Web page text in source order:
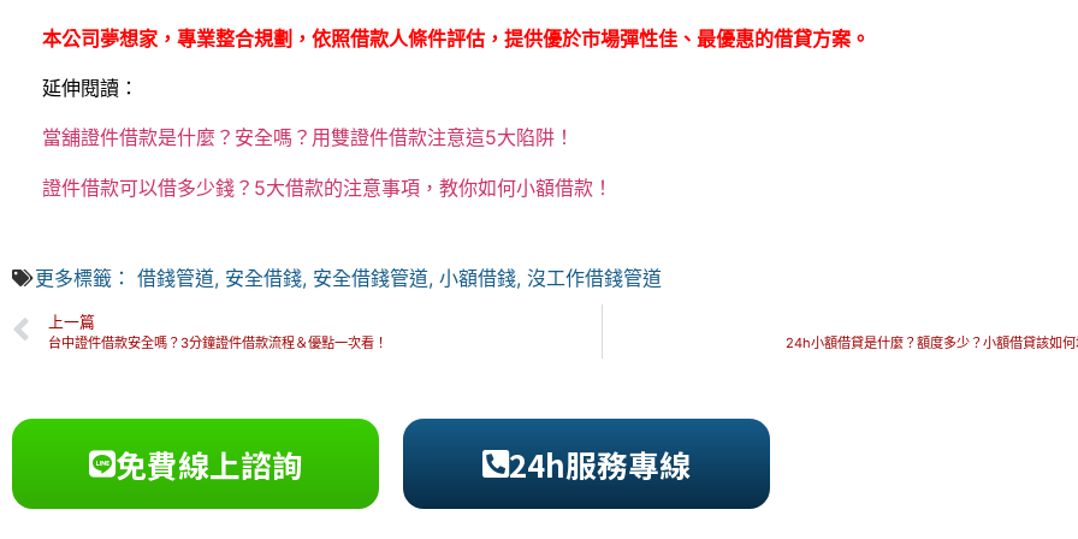
本公司夢想家，專業整合規劃，依照借款人條件評估，提供優於市場彈性佳、最優惠的借貸方案。
延伸閱讀：
當舖證件借款是什麼？安全嗎？用雙證件借款注意這5大陷阱！
證件借款可以借多少錢？5大借款的注意事項，教你如何小額借款！
更多標籤： 借錢管道, 安全借錢, 安全借錢管道, 小額借錢, 沒工作借錢管道
上一篇
台中證件借款安全嗎？3分鐘證件借款流程＆優點一次看！ 24h小額借貸是什麼？額度多少？小額借貸該如何
免費線上諮詢 24h服務專線